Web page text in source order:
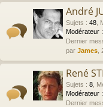
André
Sujets : 48
Modérateur :
Dernier
par James
René
Sujets : 8
Modérateur :
Dernier